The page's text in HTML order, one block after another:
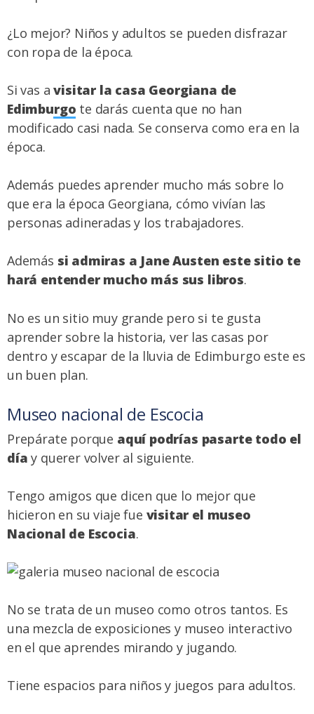
¿Lo mejor? Niños y adultos se pueden disfrazar
con ropa de la época.
Si vas avisitar la casa Georgiana de
Edimburgo te darás cuenta que no han
modificado casi nada. Se conserva como era en la
época.
Además puedes aprender mucho más sobre lo
que era la época Georgiana, cómo vivían las
personas adineradas y los trabajadores.
Además si admiras a Jane Austen este sitio te
hará entender mucho más sus libros.
No es un sitio muy grande pero si te gusta
aprender sobre la historia, ver las casas por
dentro y escapar de la lluvia de Edimburgo este es
un buen plan.
Museo nacional de Escocia
Prepárate porque aquí podrías pasarte todo el
día y querer volver al siguiente.
Tengo amigos que dicen que lo mejor que
hicieron en su viaje fue visitar el museo
Nacional de Escocia.
No se trata de un museo como otros tantos. Es
una mezcla de exposiciones y museo interactivo
en el que aprendes mirando y jugando.
Tiene espacios para niños y juegos para adultos.